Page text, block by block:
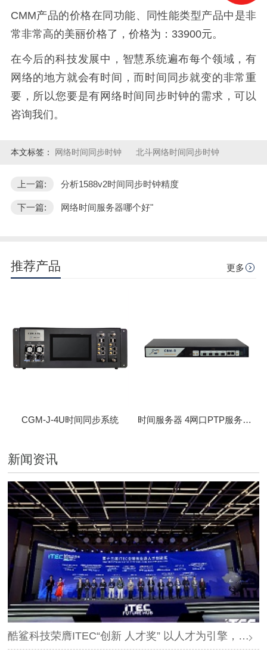
CMM产品的价格在同功能、同性能类型产品中是非
常非常高的美丽价格了，价格为：33900元。
在今后的科技发展中，智慧系统遍布每个领域，有
网络的地方就会有时间，而时间同步就变的非常重
要，所以您要是有网络时间同步时钟的需求，可以
咨询我们。
本文标签： 网络时间同步时钟 北斗网络时间同步时钟
上一篇: 分析1588v2时间同步时钟精度
下一篇: 网络时间服务器哪个好"
推荐产品 更多
CGM-J-4U时间同步系统 时间服务器 4网口PTP服务器 CBM-D-40
新闻资讯
酷鲨科技荣膺ITEC“创新 人才奖” 以人才为引擎，时空为基石，驱动智能未来